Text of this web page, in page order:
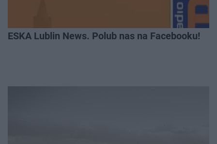
ESKA Lublin News. Polub nas na Facebooku!